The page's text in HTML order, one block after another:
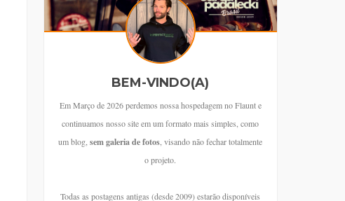
BEM-VINDO(A)
Em Março de 2026 perdemos nossa hospedagem no Flaunt e
continuamos nosso site em um formato mais simples, como
um blog,sem galeria de fotos, visando não fechar totalmente
o projeto.
Todas as postagens antigas (desde 2009) estarão disponíveis